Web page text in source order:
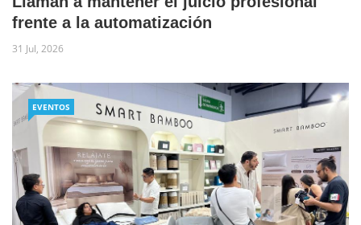
frente a la automatización
31 Jul, 2026
EVENTOS